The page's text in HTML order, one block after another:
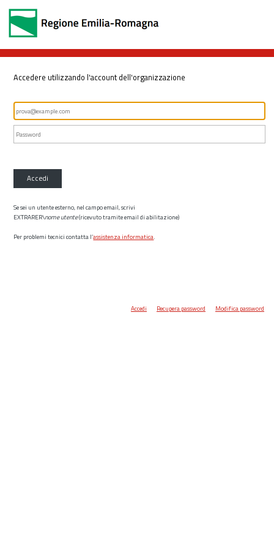
Accedere utilizzando l'account dell'organizzazione
Accedi
Se sei un utente esterno, nel campo email, scrivi
EXTRARER\nome utente(ricevuto tramite email di abilitazione)
Per problemi tecnici contatta l’assistenza informatica.
Accedi Recupera password Modifica password